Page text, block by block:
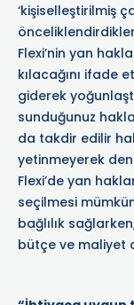
‘kişiselleştirilmiş
Flexi’nin yan
kılacağını ifade
giderek
sunduğunuz
da takdir edilir
yetinmeyerek
Flexi’de yan
seçilmesi
bağlılık
bütçe ve maliyet